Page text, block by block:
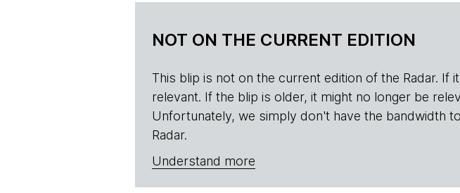
NOT ON THE CURRENT EDITION
This blip is not on the current edition of the Radar.
relevant. If the blip is older, it might no longer be
Unfortunately, we simply don't have the bandwidth
Radar.
Understand more